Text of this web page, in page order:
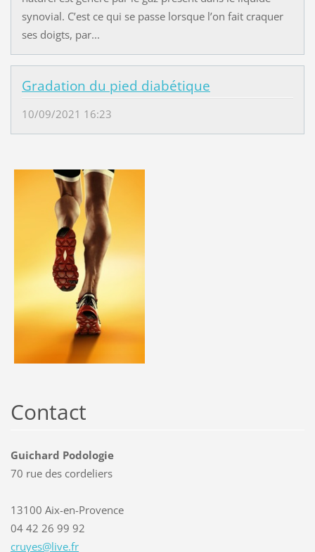
synovial. C’est ce qui se passe lorsque l’on fait craquer
ses doigts, par...
Gradation du pied diabétique
10/09/2021 16:23
Contact
Guichard Podologie
70 rue des cordeliers
13100 Aix-en-Provence
04 42 26 99 92
cruyes@live.fr